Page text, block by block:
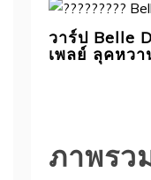
วาร์ป Belle
เพลย์ ลุคหว
ภาพรว